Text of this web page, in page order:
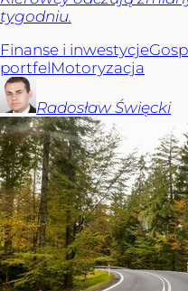
tygodniu.
Finanse i inwestycje
portfelMotoryzacja
Radosław Święcki